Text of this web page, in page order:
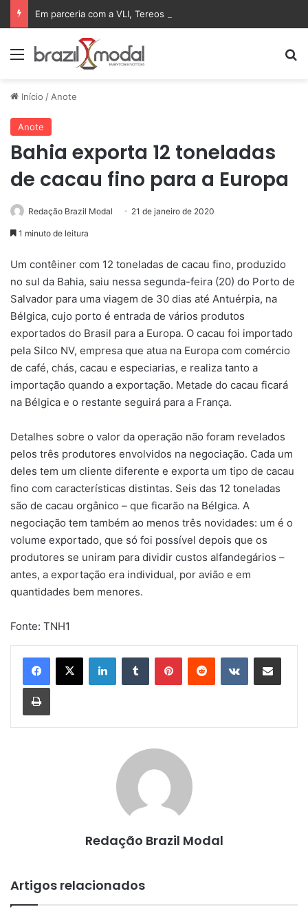
Menu
Início /Anote
Anote
Bahia exporta 12 toneladas
de cacau fino para a Europa
Redação Brazil Modal 21 de janeiro de 2020
1 minuto de leitura
Um contêiner com 12 toneladas de cacau fino, produzido
no sul da Bahia, saiu nessa segunda-feira (20) do Porto de
Salvador para uma viagem de 30 dias até Antuérpia, na
Bélgica, cujo porto é entrada de vários produtos
exportados do Brasil para a Europa. O cacau foi importado
pela Silco NV, empresa que atua na Europa com comércio
de café, chás, cacau e especiarias, e realiza tanto a
importação quando a exportação. Metade do cacau ficará
na Bélgica e o restante seguirá para a França.
Detalhes sobre o valor da operação não foram revelados
pelos três produtores envolvidos na negociação. Cada um
deles tem um cliente diferente e exporta um tipo de cacau
fino com características distintas. Seis das 12 toneladas
são de cacau orgânico – que ficarão na Bélgica. A
negociação tem também ao menos três novidades: um é o
volume exportado, que só foi possível depois que os
produtores se uniram para dividir custos alfandegários –
antes, a exportação era individual, por avião e em
quantidades bem menores.
Fonte: TNH1
LinkedinTumblr PinterestReddit VK Compartilhar via e-mail
Imprimir
Redação Brazil Modal
Artigos relacionados